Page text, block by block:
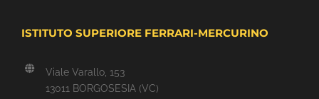
ISTITUTO SUPERIORE FERRARI-MERCURINO
Viale Varallo, 153
13011 BORGOSESIA (VC)